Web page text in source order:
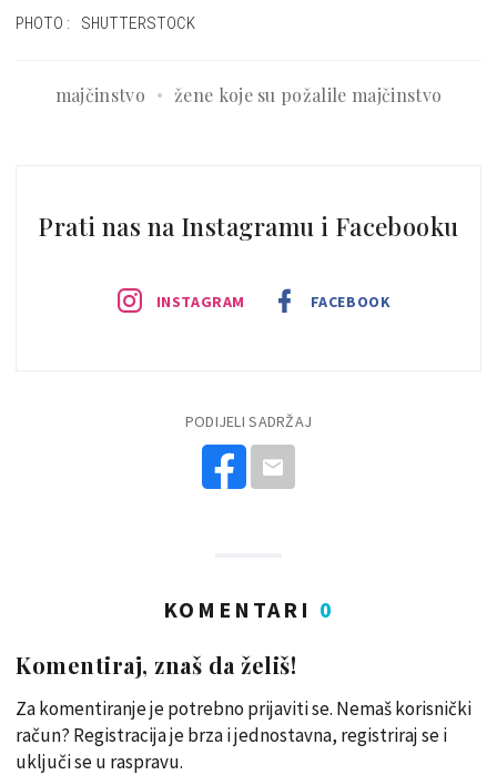
PHOTO: SHUTTERSTOCK
majčinstvo žene koje su požalile majčinstvo
Prati nas na Instagramu i Facebooku
INSTAGRAM FACEBOOK
PODIJELI SADRŽAJ
KOMENTARI 0
Komentiraj, znaš da želiš!
Za komentiranje je potrebno prijaviti se. Nemaš korisnički
račun? Registracija je brza i jednostavna, registriraj se i
uključi se u raspravu.